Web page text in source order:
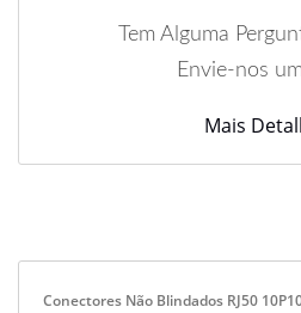
Tem Alguma
Envie-nos
Mais
Conectores Não Blindados RJ50